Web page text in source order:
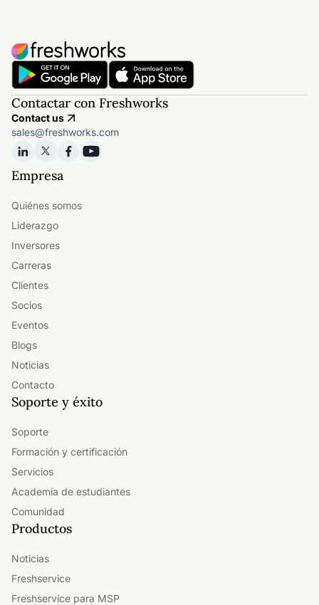
Contactar con Freshworks
Contact us
sales@freshworks.com
Empresa
Quiénes somos
Liderazgo
Inversores
Carreras
Clientes
Socios
Eventos
Blogs
Noticias
Contacto
Soporte y éxito
Soporte
Formación y certificación
Servicios
Academia de estudiantes
Comunidad
Productos
Noticias
Freshservice
Freshservice para MSP